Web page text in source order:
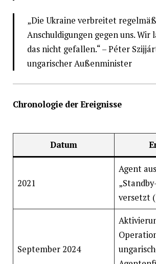
„Die Ukraine verbreitet
Anschuldigungen gegen uns. Wir
das nicht gefallen.“ – Péter
ungarischer Außenminister
Chronologie der Ereignisse
Datum
2021
Agent
versetzt
September 2024